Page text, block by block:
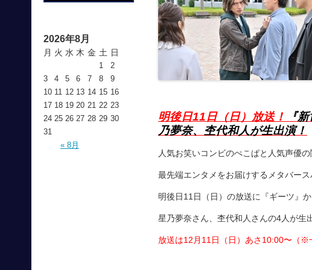
2026年8月
月 火 水 木 金 土 日
1
2
3
4 5 6 7 8
9
10 11 12 13 14 15 16
17 18 19 20 21 22 23
24 25 26 27 28 29 30
31
« 8月
明後日11日（日）放送！
『
乃夢奈、杢代和人が生出演！
人気お笑いコンビのぺこぱと人気声優の
最先端エンタメをお届けするメタバー
明後日11日（日）の放送に『ギーツ』
星乃夢奈さん、杢代和人さんの4人が生
放送は12月11日（日）あさ10:00〜（※